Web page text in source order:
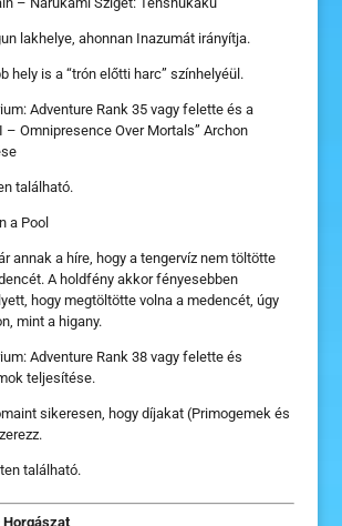
lakhelye, ahonnan Inazumát irányítja.
hely is a “trón előtti harc” színhelyéül.
Adventure Rank 35 vagy felette és a
– Omnipresence Over Mortals” Archon
található.
a Pool
annak a híre, hogy a tengervíz nem töltötte
A holdfény akkor fényesebben
hogy megtöltötte volna a medencét, úgy
mint a higany.
Adventure Rank 38 vagy felette és
teljesítése.
sikeresen, hogy díjakat (Primogemek és
található.
Horgászat